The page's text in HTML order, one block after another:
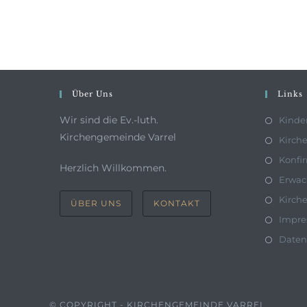
Über Uns
Wir sind die Ev.-luth.
Kirchengemeinde Varrel
Herzlich Willkommen.
ÜBER UNS KONTAKT
Links
© COPYRIGHT - KIRCHENGEMEINDE VARREL